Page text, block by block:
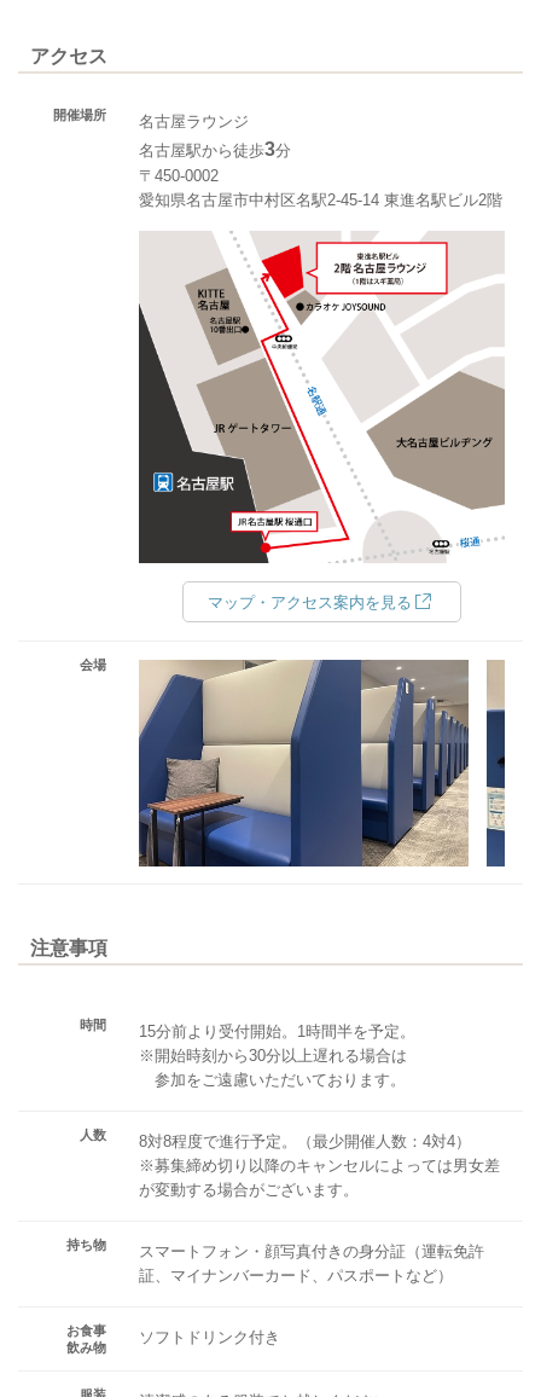
アクセス
開催場所
名古屋ラウンジ
名古屋駅から徒歩3分
〒450-0002
愛知県名古屋市中村区名駅2-45-14 東進名駅ビル2階
マップ・アクセス案内を見る
会場
注意事項
時間
15分前より受付開始。1時間半を予定。
※開始時刻から30分以上遅れる場合は
参加をご遠慮いただいております。
人数
8対8程度で進行予定。（最少開催人数：4対4）
※募集締め切り以降のキャンセルによっては男女差
が変動する場合がございます。
持ち物
スマートフォン・顔写真付きの身分証（運転免許
証、マイナンバーカード、パスポートなど）
お食事
飲み物
ソフトドリンク付き